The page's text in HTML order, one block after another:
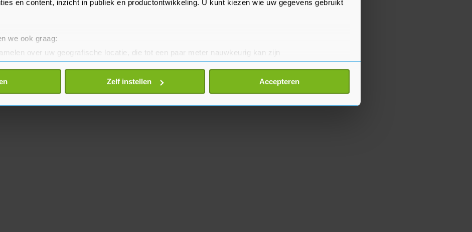
en content, inzicht in publiek en productontwikkeling. U kunt kiezen wie uw gegevens gebruikt
we ook graag:
over uw geografische locatie, die tot een paar meter nauwkeurig kan zijn
door het actief te scannen op specifieke eigenschappen (fingerprinting)
persoonlijke gegevens worden verwerkt en stel uw voorkeuren in het
detailgedeelte
wijzigen of intrekken in de Cookieverklaring.
Zelf instellen Accepteren